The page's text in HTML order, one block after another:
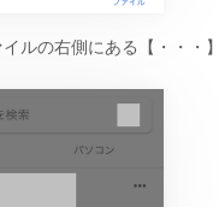
ルの右側にある【・・・